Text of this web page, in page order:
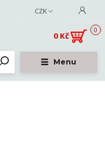
Menu
CZK
0
0 Kč